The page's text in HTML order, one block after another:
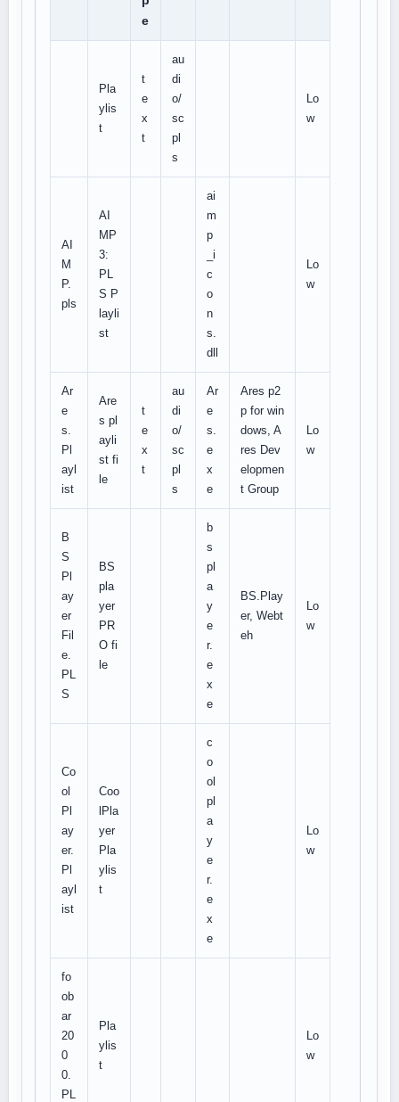
e
Pla
ylis
t
t
e
x
t
au
di
o/
sc
pl
s
Lo
w
AI
M
P.
pls
AI
MP
3:
PL
S P
layli
st
ai
m
p
_i
c
o
n
s.
dll
Lo
w
Ar
e
s.
Pl
ayl
ist
Are
s pl
ayli
st fi
le
t
e
x
t
au
di
o/
sc
pl
s
Ar
e
s.
e
x
e
Ares p2
p for win
dows, A
res Dev
elopmen
t Group
Lo
w
B
S
Pl
ay
er
Fil
e.
PL
S
BS
pla
yer
PR
O fi
le
b
s
pl
a
y
e
r.
e
x
e
BS.Play
er, Webt
eh
Lo
w
Co
ol
Pl
ay
er.
Pl
ayl
ist
Coo
lPla
yer
Pla
ylis
t
c
o
ol
pl
a
y
e
r.
e
x
e
Lo
w
fo
ob
ar
20
0
0.
PL
Pla
ylis
t
Lo
w